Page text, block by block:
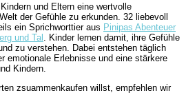
und Eltern eine wertvolle
der Gefühle zu erkunden. 32 liebevoll
ein Sprichworttier aus Pinipas Abenteuer
und Tal . Kinder lernen damit, ihre Gefühle
zu verstehen. Dabei entstehen täglich
emotionale Erlebnisse und eine stärkere
Kindern.
zsuammenkaufen willst, empfehlen wir